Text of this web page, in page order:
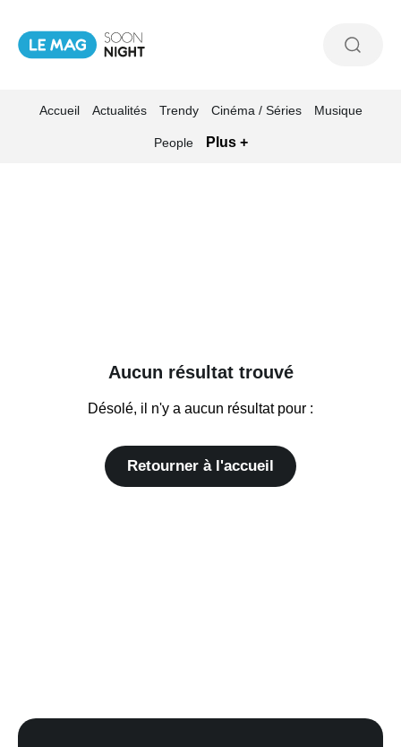
Accueil Actualités Trendy Cinéma / Séries Musique
People Plus +
Aucun résultat trouvé
Désolé, il n'y a aucun résultat pour :
Retourner à l'accueil